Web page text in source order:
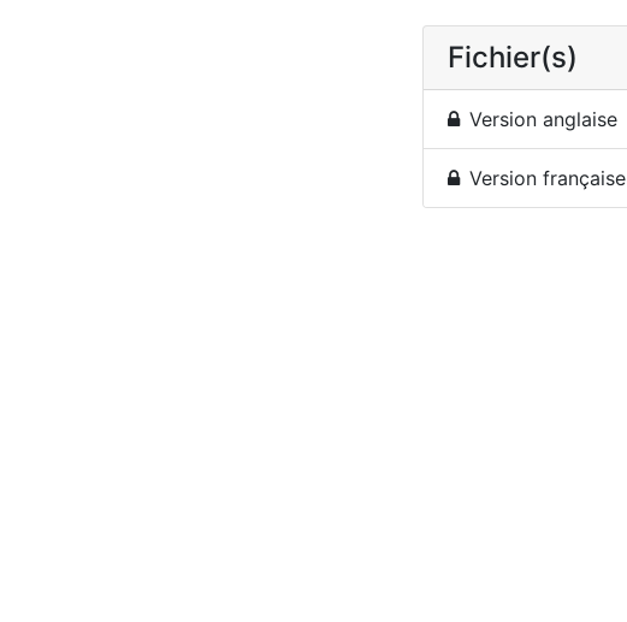
Fichier(s)
Version anglaise
Version française